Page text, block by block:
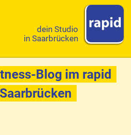
dein Studio
in Saarbrücken
Blog im rapid